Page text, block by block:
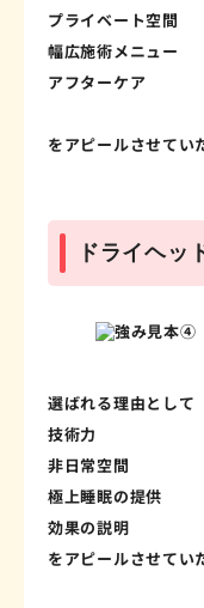
プライベート空間
幅広施術メニュー
アフターケア
をアピールさせてい
ドライヘッ
選ばれる理由として
技術力
非日常空間
極上睡眠の提供
効果の説明
をアピールさせてい